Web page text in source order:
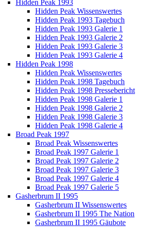
Hidden Peak 1993
Hidden Peak Wissenswertes
Hidden Peak 1993 Tagebuch
Hidden Peak 1993 Galerie 1
Hidden Peak 1993 Galerie 2
Hidden Peak 1993 Galerie 3
Hidden Peak 1993 Galerie 4
Hidden Peak 1998
Hidden Peak Wissenswertes
Hidden Peak 1998 Tagebuch
Hidden Peak 1998 Pressebericht
Hidden Peak 1998 Galerie 1
Hidden Peak 1998 Galerie 2
Hidden Peak 1998 Galerie 3
Hidden Peak 1998 Galerie 4
Broad Peak 1997
Broad Peak Wissenswertes
Broad Peak 1997 Galerie 1
Broad Peak 1997 Galerie 2
Broad Peak 1997 Galerie 3
Broad Peak 1997 Galerie 4
Broad Peak 1997 Galerie 5
Gasherbrum II 1995
Gasherbrum II Wissenswertes
Gasherbrum II 1995 The Nation
Gasherbrum II 1995 Gäubote